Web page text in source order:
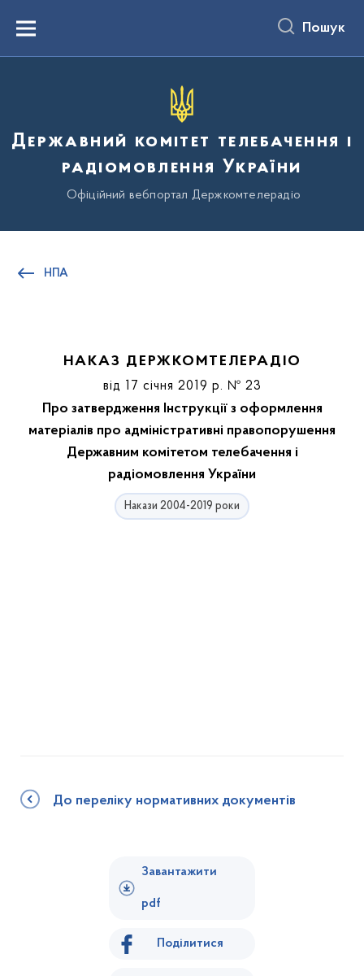
вмістуMenu Пошук
Державний комітет телебачення і
радіомовлення України
Офіційний вебпортал Держкомтелерадіо
НПА
НАКАЗ ДЕРЖКОМТЕЛЕРАДІО
від 17 січня 2019 р. № 23
Про затвердження Інструкції з оформлення
матеріалів про адміністративні правопорушення
Державним комітетом телебачення і
радіомовлення України
Накази 2004-2019 роки
До переліку нормативних документів
Завантажити
pdf
Поділитися